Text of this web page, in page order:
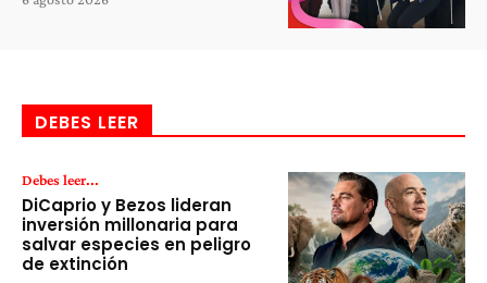
DEBES LEER
Debes leer...
DiCaprio y Bezos lideran
inversión millonaria para
salvar especies en peligro
de extinción